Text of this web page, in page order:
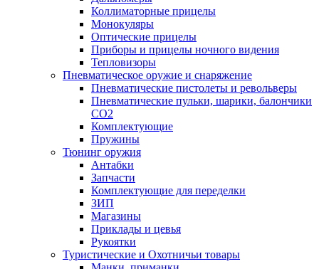
Коллиматорные прицелы
Монокуляры
Оптические прицелы
Приборы и прицелы ночного видения
Тепловизоры
Пневматическое оружие и снаряжение
Пневматические пистолеты и револьверы
Пневматические пульки, шарики, балончики
CO2
Комплектующие
Пружины
Тюнинг оружия
Антабки
Запчасти
Комплектующие для переделки
ЗИП
Магазины
Приклады и цевья
Рукоятки
Туристические и Охотничьи товары